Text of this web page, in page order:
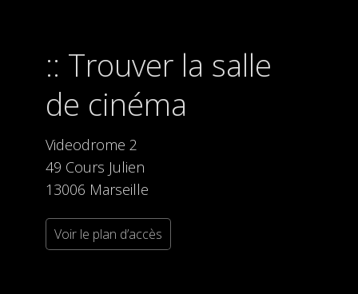
Trouver la salle
de cinéma
Videodrome 2
49 Cours Julien
13006 Marseille
Voir le plan d’accès